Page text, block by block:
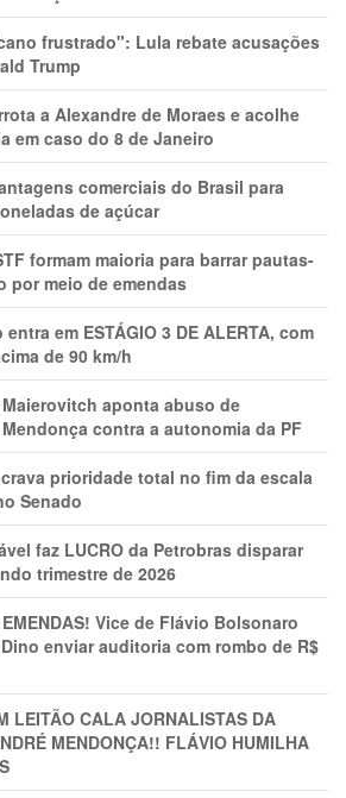
frustrado": Lula rebate acusações
Trump
a Alexandre de Moraes e acolhe
em caso do 8 de Janeiro
comerciais do Brasil para
de açúcar
formam maioria para barrar pautas-
por meio de emendas
em ESTÁGIO 3 DE ALERTA, com
de 90 km/h
aponta abuso de
contra a autonomia da PF
prioridade total no fim da escala
Senado
faz LUCRO da Petrobras disparar
trimestre de 2026
EMENDAS! Vice de Flávio Bolsonaro
enviar auditoria com rombo de R$
LEITÃO CALA JORNALISTAS DA
MENDONÇA!! FLÁVIO HUMILHA